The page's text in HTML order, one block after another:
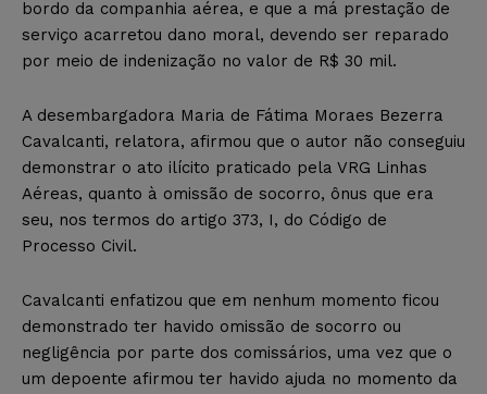
bordo da companhia aérea, e que a má prestação de
serviço acarretou dano moral, devendo ser reparado
por meio de indenização no valor de R$ 30 mil.
A desembargadora Maria de Fátima Moraes Bezerra
Cavalcanti, relatora, afirmou que o autor não conseguiu
demonstrar o ato ilícito praticado pela VRG Linhas
Aéreas, quanto à omissão de socorro, ônus que era
seu, nos termos do artigo 373, I, do Código de
Processo Civil.
Cavalcanti enfatizou que em nenhum momento ficou
demonstrado ter havido omissão de socorro ou
negligência por parte dos comissários, uma vez que o
um depoente afirmou ter havido ajuda no momento da